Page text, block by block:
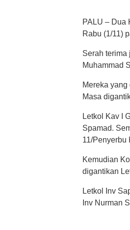
PALU – Dua
Rabu (1/11)
Serah terima
Muhammad
Mereka
Masa
Letkol Kav I
Spamad.
11/Penyerbu
Kemudian
digantikan
Letkol Inv
Inv Nurman